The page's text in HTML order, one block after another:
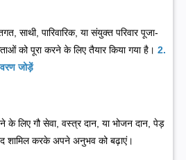
साथी, पारिवारिक, या संयुक्त परिवार पूजा-
को पूरा करने के लिए तैयार किया गया है। 2.
जोड़ें
के लिए गौ सेवा, वस्त्र दान, या भोजन दान, पेड़
शामिल करके अपने अनुभव को बढ़ाएं।